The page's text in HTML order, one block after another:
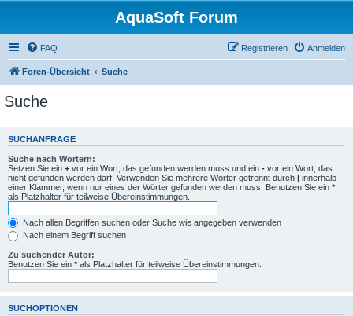
AquaSoft Forum
FAQ Anmelden
Registrieren
Foren-Übersicht Suche
Suche
SUCHANFRAGE
Suche nach Wörtern:
Setzen Sie ein + vor ein Wort, das gefunden werden muss und ein - vor ein Wort, das
nicht gefunden werden darf. Verwenden Sie mehrere Wörter getrennt durch | innerhalb
einer Klammer, wenn nur eines der Wörter gefunden werden muss. Benutzen Sie ein *
als Platzhalter für teilweise Übereinstimmungen.
Nach allen Begriffen suchen oder Suche wie angegeben verwenden
Nach einem Begriff suchen
Zu suchender Autor:
Benutzen Sie ein * als Platzhalter für teilweise Übereinstimmungen.
SUCHOPTIONEN